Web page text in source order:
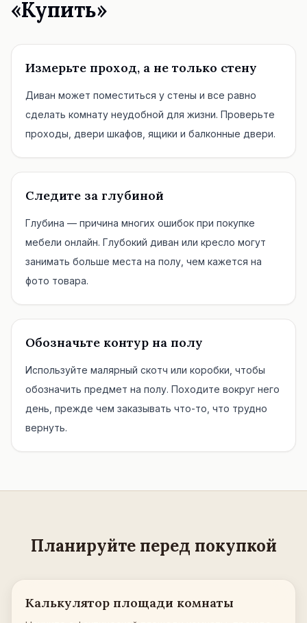
«Купить»
Измерьте проход, а не только стену
Диван может поместиться у стены и все равно
сделать комнату неудобной для жизни. Проверьте
проходы, двери шкафов, ящики и балконные двери.
Следите за глубиной
Глубина — причина многих ошибок при покупке
мебели онлайн. Глубокий диван или кресло могут
занимать больше места на полу, чем кажется на
фото товара.
Обозначьте контур на полу
Используйте малярный скотч или коробки, чтобы
обозначить предмет на полу. Походите вокруг него
день, прежде чем заказывать что-то, что трудно
вернуть.
Планируйте перед покупкой
Калькулятор площади комнаты